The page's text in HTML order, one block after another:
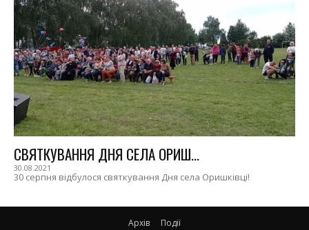
СВЯТКУВАННЯ ДНЯ СЕЛА ОРИШ...
30.08.2021
30 серпня відбулося святкування Дня села Оришківці!
Архів Події